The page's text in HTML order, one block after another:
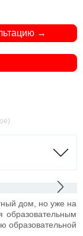
→
дом, но уже на
образовательным
образовательной